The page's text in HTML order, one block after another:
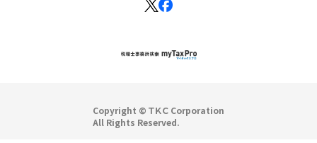
Copyright © ＴＫＣ Corporation
All Rights Reserved.